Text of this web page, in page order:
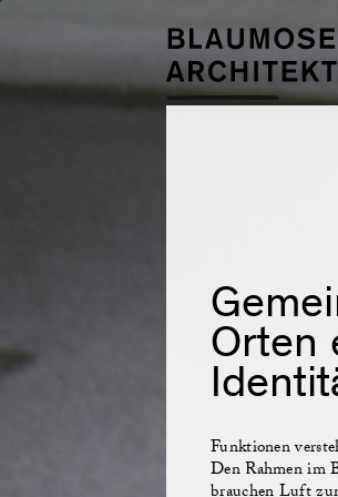
Orten
Funktionen
Den Rahmen im